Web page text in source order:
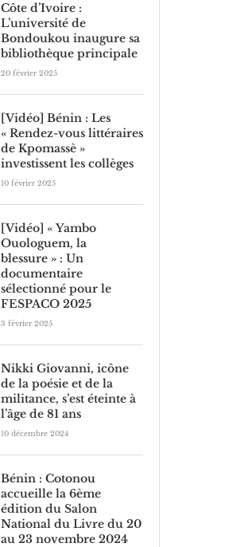
Côte d’Ivoire :
L’université de
Bondoukou inaugure sa
bibliothèque principale
20 février 2025
[Vidéo] Bénin : Les
« Rendez-vous littéraires
de Kpomassè »
investissent les collèges
10 février 2025
[Vidéo] « Yambo
Ouologuem, la
blessure » : Un
documentaire
sélectionné pour le
FESPACO 2025
3 février 2025
Nikki Giovanni, icône
de la poésie et de la
militance, s’est éteinte à
l’âge de 81 ans
10 décembre 2024
Bénin : Cotonou
accueille la 6ème
édition du Salon
National du Livre du 20
au 23 novembre 2024